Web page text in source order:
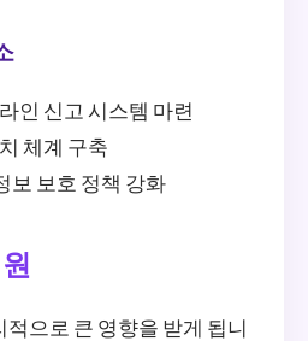
인 신고 시스템 마련
체계 구축
보 보호 정책 강화
으로 큰 영향을 받게 됩니